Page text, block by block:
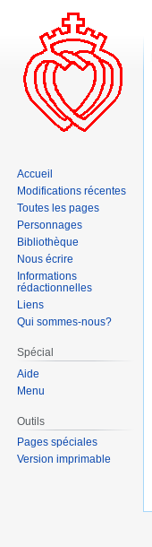
Accueil
Modifications récentes
Toutes les pages
Personnages
Bibliothèque
Nous écrire
Informations
rédactionnelles
Liens
Qui sommes-nous?
Spécial
Aide
Menu
Outils
Pages spéciales
Version imprimable